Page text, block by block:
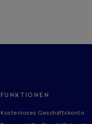
FUNKTIONEN
Kostenloses Geschäftskonto